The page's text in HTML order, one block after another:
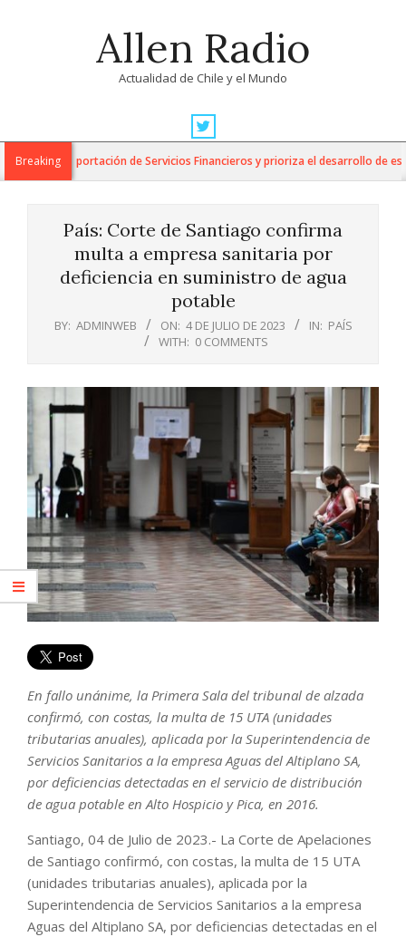
Allen Radio
Actualidad de Chile y el Mundo
Navigation
MenuBreaking
para la Exportación de Servicios Financieros y prioriza el desarrollo de esta
País: Corte de Santiago confirma
multa a empresa sanitaria por
deficiencia en suministro de agua
potable
BY: ADMINWEB ON: 4 DE JULIO DE 2023 IN: PAÍS
WITH: 0 COMMENTS
En fallo unánime, la Primera Sala del tribunal de alzada
confirmó, con costas, la multa de 15 UTA (unidades
tributarias anuales), aplicada por la Superintendencia de
Servicios Sanitarios a la empresa Aguas del Altiplano SA,
por deficiencias detectadas en el servicio de distribución
de agua potable en Alto Hospicio y Pica, en 2016.
Santiago, 04 de Julio de 2023.- La Corte de Apelaciones
de Santiago confirmó, con costas, la multa de 15 UTA
(unidades tributarias anuales), aplicada por la
Superintendencia de Servicios Sanitarios a la empresa
Aguas del Altiplano SA, por deficiencias detectadas en el